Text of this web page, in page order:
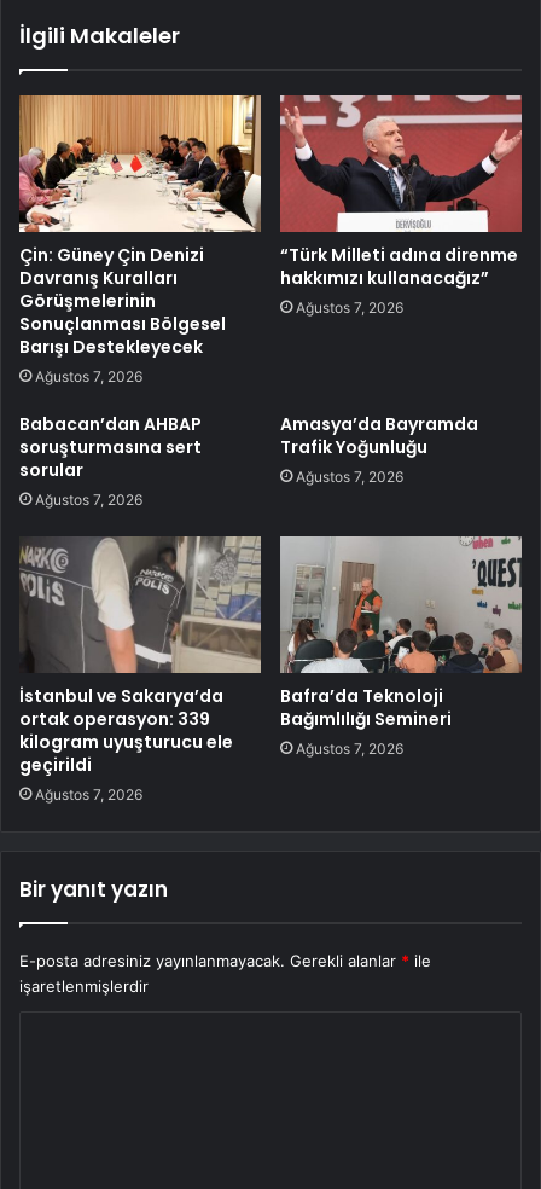
İlgili Makaleler
Çin: Güney Çin Denizi
Davranış Kuralları
Görüşmelerinin
Sonuçlanması Bölgesel
Barışı Destekleyecek
Ağustos 7, 2026
“Türk Milleti adına direnme
hakkımızı kullanacağız”
Ağustos 7, 2026
Babacan’dan AHBAP
soruşturmasına sert
sorular
Ağustos 7, 2026
Amasya’da Bayramda
Trafik Yoğunluğu
Ağustos 7, 2026
İstanbul ve Sakarya’da
ortak operasyon: 339
kilogram uyuşturucu ele
geçirildi
Ağustos 7, 2026
Bafra’da Teknoloji
Bağımlılığı Semineri
Ağustos 7, 2026
Bir yanıt yazın
E-posta adresiniz yayınlanmayacak. Gerekli alanlar * ile
işaretlenmişlerdir